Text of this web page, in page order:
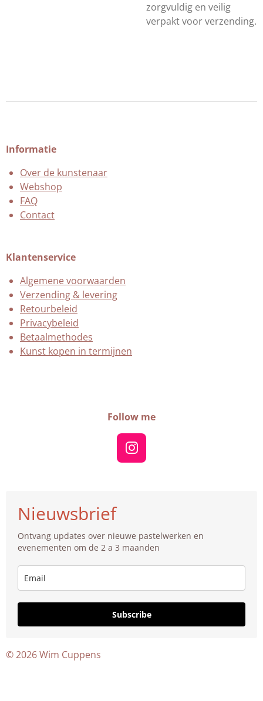
zorgvuldig en veilig
verpakt voor verzending.
Informatie
Over de kunstenaar
Webshop
FAQ
Contact
Klantenservice
Algemene voorwaarden
Verzending & levering
Retourbeleid
Privacybeleid
Betaalmethodes
Kunst kopen in termijnen
Follow me
I
n
r
a
m
Nieuwsbrief
Ontvang updates over nieuwe pastelwerken en
evenementen om de 2 a 3 maanden
Subscribe
© 2026 Wim Cuppens